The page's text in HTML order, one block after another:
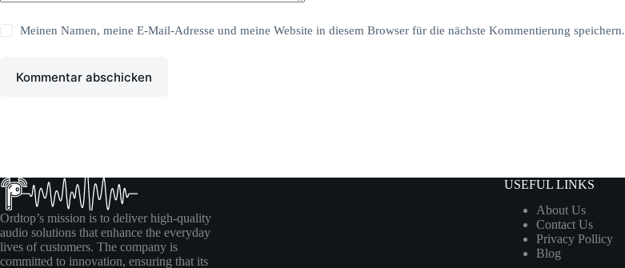
Meinen Namen, meine E-Mail-Adresse und meine Website in diesem Browser für die nächste Kommentierung speichern.
Kommentar abschicken
Ordtop’s mission is to deliver high-quality
audio solutions that enhance the everyday
lives of customers. The company is
committed to innovation, ensuring that its
USEFUL LINKS
About Us
Contact Us
Privacy Pollicy
Blog